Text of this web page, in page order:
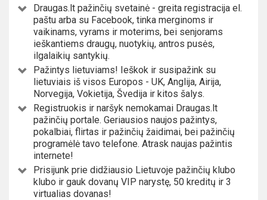
Draugas.lt pažinčių svetainė - greita registracija el.
paštu arba su Facebook, tinka merginoms ir
vaikinams, vyrams ir moterims, bei senjorams
ieškantiems draugų, nuotykių, antros pusės,
ilgalaikių santykių.
Pažintys lietuviams! Ieškok ir susipažink su
lietuviais iš visos Europos - UK, Anglija, Airija,
Norvegija, Vokietija, Švedija ir kitos šalys.
Registruokis ir naršyk nemokamai Draugas.lt
pažinčių portale. Geriausios naujos pažintys,
pokalbiai, flirtas ir pažinčių žaidimai, bei pažinčių
programėlė tavo telefone. Atrask naujas pažintis
internete!
Prisijunk prie didžiausio Lietuvoje pažinčių klubo
klubo ir gauk dovanų VIP narystę, 50 kreditų ir 3
virtualias dovanas!